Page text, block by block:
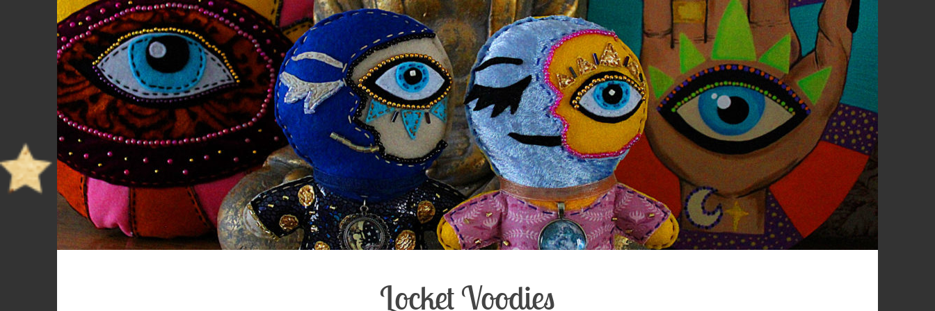
Locket Voodies